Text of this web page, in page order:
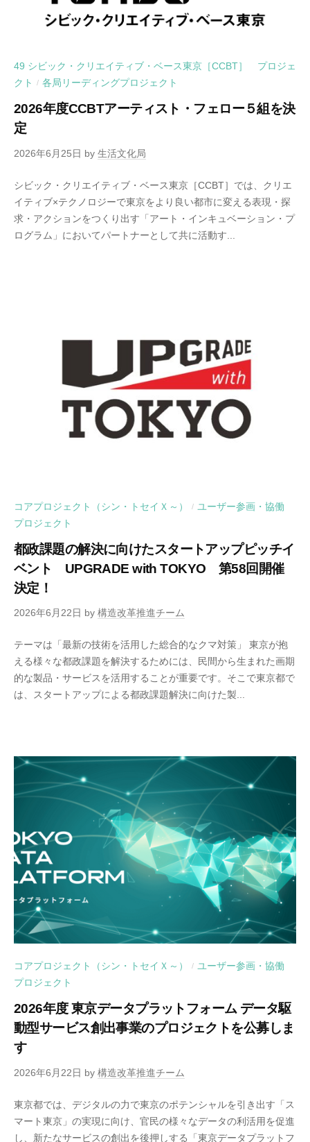
49 シビック・クリエイティブ・ベース東京［CCBT］ プロジェ
クト
/ 各局リーディングプロジェクト
2026年度CCBTアーティスト・フェロー５組を決
定
2026年6月25日 by 生活文化局
シビック・クリエイティブ・ベース東京［CCBT］では、クリエ
イティブ×テクノロジーで東京をより良い都市に変える表現・探
求・アクションをつくり出す「アート・インキュベーション・プ
ログラム」においてパートナーとして共に活動す...
コアプロジェクト（シン・トセイＸ～） / ユーザー参画・協働
プロジェクト
都政課題の解決に向けたスタートアップピッチイ
ベント UPGRADE with TOKYO 第58回開催
決定！
2026年6月22日 by 構造改革推進チーム
テーマは「最新の技術を活用した総合的なクマ対策」 東京が抱
える様々な都政課題を解決するためには、民間から生まれた画期
的な製品・サービスを活用することが重要です。そこで東京都で
は、スタートアップによる都政課題解決に向けた製...
コアプロジェクト（シン・トセイＸ～） / ユーザー参画・協働
プロジェクト
2026年度 東京データプラットフォーム データ駆
動型サービス創出事業のプロジェクトを公募しま
す
2026年6月22日 by 構造改革推進チーム
東京都では、デジタルの力で東京のポテンシャルを引き出す「ス
マート東京」の実現に向け、官民の様々なデータの利活用を促進
し、新たなサービスの創出を後押しする「東京データプラットフ